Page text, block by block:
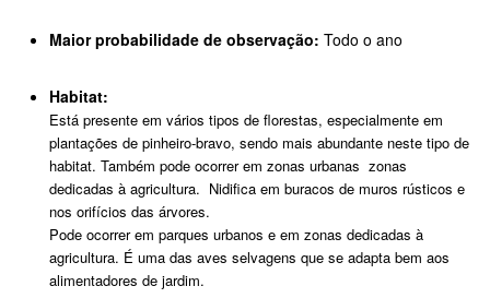
Maior probabilidade de observação: Todo o ano
Habitat:
Está presente em vários tipos de florestas, especialmente em
plantações de pinheiro-bravo, sendo mais abundante neste tipo de
habitat. Também pode ocorrer em zonas urbanas zonas
dedicadas à agricultura. Nidifica em buracos de muros rústicos e
nos orifícios das árvores.
Pode ocorrer em parques urbanos e em zonas dedicadas à
agricultura. É uma das aves selvagens que se adapta bem aos
alimentadores de jardim.